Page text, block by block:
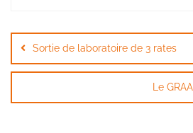
de
l’article
Sortie de laboratoire de 3 rates
Le